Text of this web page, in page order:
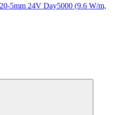
5mm 24V Day5000 (9.6 W/m,